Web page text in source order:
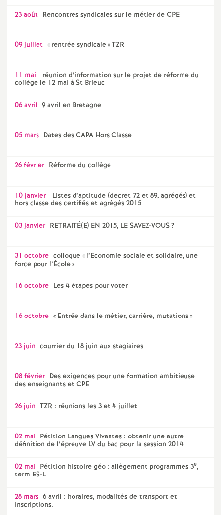
é
r
s
T
s
23 août Rencontres syndicales sur le métier de CPE
09 juillet « rentrée syndicale» TZR
11 mai
réunion d’information sur le projet de réforme du
collège le 12 mai à St Brieuc
06 avril 9 avril en Bretagne
05 mars Dates des CAPA Hors Classe
26 février Réforme du collège
10 janvier
Listes d’aptitude (decret 72 et 89, agrégés) et
hors classe des certifiés et agrégés 2015
03 janvier RETRAITÉ(E) EN 2015, LE SAVEZ-VOUS?
31 octobre colloque « l’Economie sociale et solidaire, une
force pour l’École»
16 octobre Les 4 étapes pour voter
16 octobre « Entrée dans le métier, carrière, mutations»
23 juin courrier du 18 juin aux stagiaires
08 février Des exigences pour une formation ambitieuse
des enseignants et CPE
26 juin TZR : réunions les 3 et 4 juillet
02 mai Pétition Langues Vivantes : obtenir une autre
définition de l’épreuve LV du bac pour la session 2014
02 mai Pétition histoire géo : allègement programmes 3e,
term ES-L
28 mars 6 avril : horaires, modalités de transport et
inscriptions.